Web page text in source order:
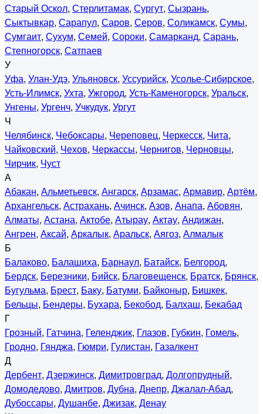
Старый Оскол, Стерлитамак, Сургут, Сызрань,
Сыктывкар, Сарапул, Саров, Серов, Соликамск, Сумы,
Сумгаит, Сухум, Семей, Сороки, Самарканд, Сарань,
Степногорск, Сатпаев
У
Уфа, Улан-Удэ, Ульяновск, Уссурийск, Усолье-Сибирское,
Усть-Илимск, Ухта, Ужгород, Усть-Каменогорск, Уральск,
Унгены, Ургенч, Учкудук, Ургут
Ч
Челябинск, Чебоксары, Череповец, Черкесск, Чита,
Чайковский, Чехов, Черкассы, Чернигов, Черновцы,
Чирчик, Чуст
А
Абакан, Альметьевск, Ангарск, Арзамас, Армавир, Артём,
Архангельск, Астрахань, Ачинск, Азов, Анапа, Абовян,
Алматы, Астана, Актобе, Атырау, Актау, Андижан,
Ангрен, Аксай, Аркалык, Аральск, Аягоз, Алмалык
Б
Балаково, Балашиха, Барнаул, Батайск, Белгород,
Бердск, Березники, Бийск, Благовещенск, Братск, Брянск,
Бугульма, Брест, Баку, Батуми, Байконыр, Бишкек,
Бельцы, Бендеры, Бухара, Бекобод, Балхаш, Бекабад
Г
Грозный, Гатчина, Геленджик, Глазов, Губкин, Гомель,
Гродно, Гянджа, Гюмри, Гулистан, Газалкент
Д
Дербент, Дзержинск, Димитровград, Долгопрудный,
Домодедово, Дмитров, Дубна, Днепр, Джалал-Абад,
Дубоссары, Душанбе, Джизак, Денау